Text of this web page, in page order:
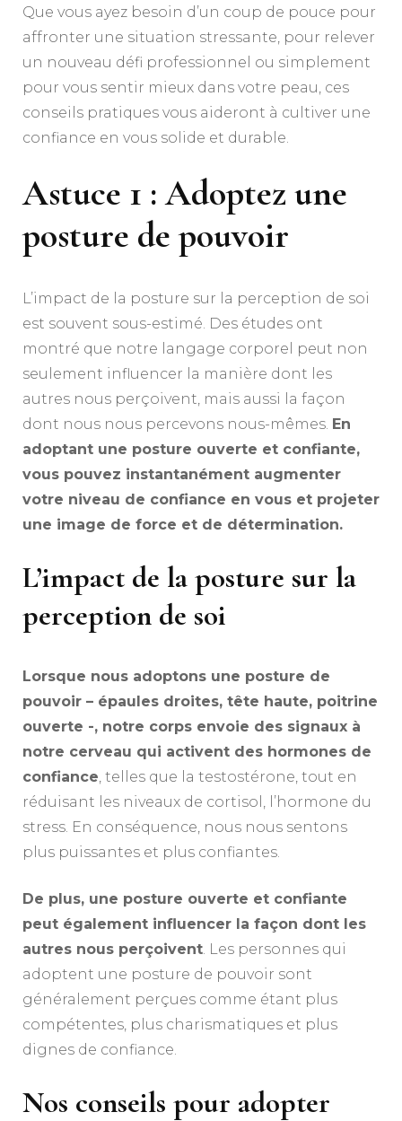
Que vous ayez besoin d’un coup de pouce pour
affronter une situation stressante, pour relever
un nouveau défi professionnel ou simplement
pour vous sentir mieux dans votre peau, ces
conseils pratiques vous aideront à cultiver une
confiance en vous solide et durable.
Astuce 1 : Adoptez une
posture de pouvoir
L’impact de la posture sur la perception de soi
est souvent sous-estimé. Des études ont
montré que notre langage corporel peut non
seulement influencer la manière dont les
autres nous perçoivent, mais aussi la façon
dont nous nous percevons nous-mêmes. En
adoptant une posture ouverte et confiante,
vous pouvez instantanément augmenter
votre niveau de confiance en vous et projeter
une image de force et de détermination.
L’impact de la posture sur la
perception de soi
Lorsque nous adoptons une posture de
pouvoir – épaules droites, tête haute, poitrine
ouverte -, notre corps envoie des signaux à
notre cerveau qui activent des hormones de
confiance, telles que la testostérone, tout en
réduisant les niveaux de cortisol, l’hormone du
stress. En conséquence, nous nous sentons
plus puissantes et plus confiantes.
De plus, une posture ouverte et confiante
peut également influencer la façon dont les
autres nous perçoivent. Les personnes qui
adoptent une posture de pouvoir sont
généralement perçues comme étant plus
compétentes, plus charismatiques et plus
dignes de confiance.
Nos conseils pour adopter